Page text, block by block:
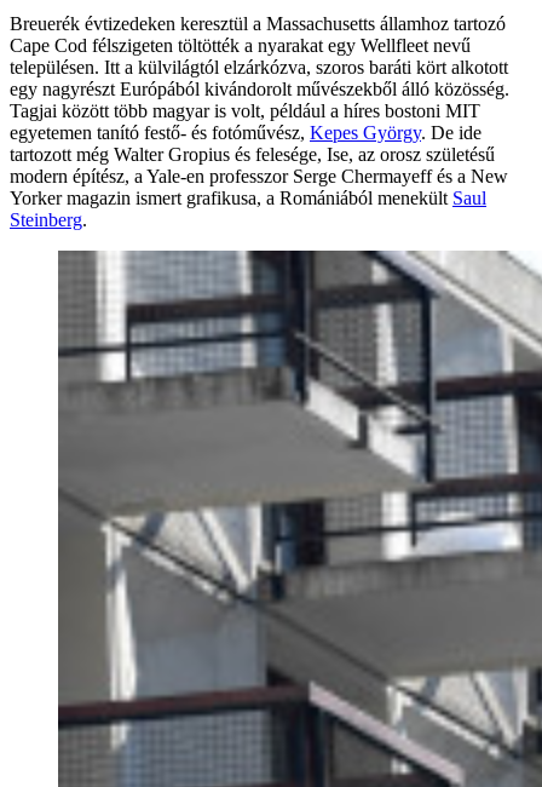
Breuerék évtizedeken keresztül a Massachusetts államhoz tartozó
Cape Cod félszigeten töltötték a nyarakat egy Wellfleet nevű
településen. Itt a külvilágtól elzárkózva, szoros baráti kört alkotott
egy nagyrészt Európából kivándorolt művészekből álló közösség.
Tagjai között több magyar is volt, például a híres bostoni MIT
egyetemen tanító festő- és fotóművész, Kepes György. De ide
tartozott még Walter Gropius és felesége, Ise, az orosz születésű
modern építész, a Yale-en professzor Serge Chermayeff és a New
Yorker magazin ismert grafikusa, a Romániából menekült Saul
Steinberg.